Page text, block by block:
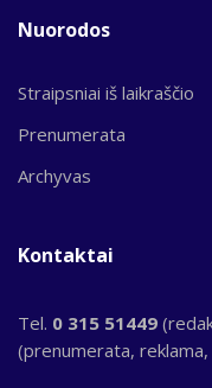
Nuorodos
Straipsniai iš laikraščio
Prenumerata
Archyvas
Kontaktai
Tel. 0 315 51449
(prenumerata, reklama,